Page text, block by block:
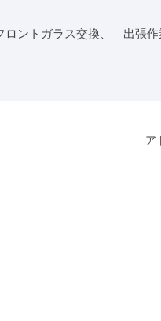
ロントガラス交換、 出張
ア